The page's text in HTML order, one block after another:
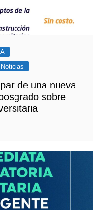
Noticias
de una nueva
sobre